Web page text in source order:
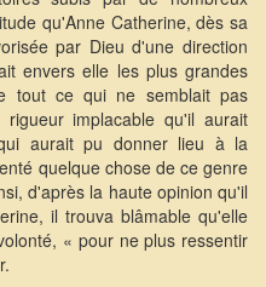
qu'Anne Catherine, dès sa
par Dieu d'une direction
envers elle les plus grandes
tout ce qui ne semblait pas
implacable qu'il aurait
aurait pu donner lieu à la
quelque chose de ce genre
d'après la haute opinion qu'il
il trouva blâmable qu'elle
« pour ne plus ressentir